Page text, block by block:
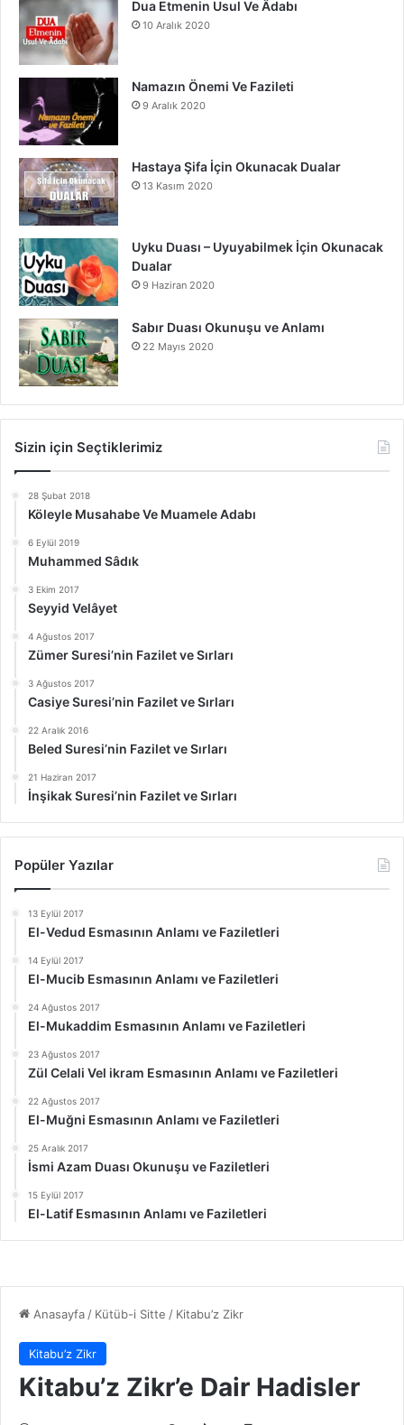
Dua Etmenin Usul Ve Âdabı
10 Aralık 2020
Namazın Önemi Ve Fazileti
9 Aralık 2020
Hastaya Şifa İçin Okunacak Dualar
13 Kasım 2020
Uyku Duası – Uyuyabilmek İçin Okunacak
Dualar
9 Haziran 2020
Sabır Duası Okunuşu ve Anlamı
22 Mayıs 2020
Sizin için Seçtiklerimiz
28 Şubat 2018
Köleyle Musahabe Ve Muamele Adabı
6 Eylül 2019
Muhammed Sâdık
3 Ekim 2017
Seyyid Velâyet
4 Ağustos 2017
Zümer Suresi’nin Fazilet ve Sırları
3 Ağustos 2017
Casiye Suresi’nin Fazilet ve Sırları
22 Aralık 2016
Beled Suresi’nin Fazilet ve Sırları
21 Haziran 2017
İnşikak Suresi’nin Fazilet ve Sırları
Popüler Yazılar
13 Eylül 2017
El-Vedud Esmasının Anlamı ve Faziletleri
14 Eylül 2017
El-Mucib Esmasının Anlamı ve Faziletleri
24 Ağustos 2017
El-Mukaddim Esmasının Anlamı ve Faziletleri
23 Ağustos 2017
Zül Celali Vel ikram Esmasının Anlamı ve Faziletleri
22 Ağustos 2017
El-Muğni Esmasının Anlamı ve Faziletleri
25 Aralık 2017
İsmi Azam Duası Okunuşu ve Faziletleri
15 Eylül 2017
El-Latif Esmasının Anlamı ve Faziletleri